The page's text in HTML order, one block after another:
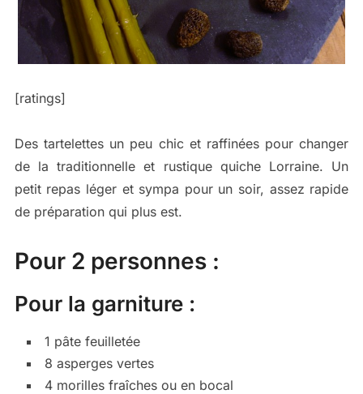
[ratings]
Des tartelettes un peu chic et raffinées pour changer
de la traditionnelle et rustique quiche Lorraine. Un
petit repas léger et sympa pour un soir, assez rapide
de préparation qui plus est.
Pour 2 personnes :
Pour la garniture :
1 pâte feuilletée
8 asperges vertes
4 morilles fraîches ou en bocal